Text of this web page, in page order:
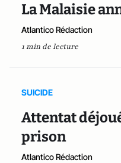
La Malaisie
Atlantico Rédaction
1 min de lecture
SUICIDE
Attentat
prison
Atlantico Rédaction